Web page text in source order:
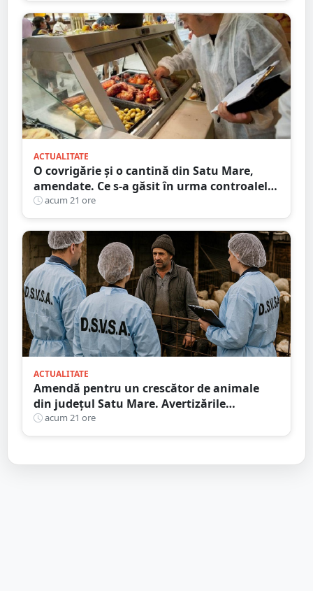
ACTUALITATE
O covrigărie și o cantină din Satu Mare,
amendate. Ce s-a găsit în urma controalelor
DSVSA
acum 21 ore
ACTUALITATE
Amendă pentru un crescător de animale
din județul Satu Mare. Avertizările
transmise de DSVSA
acum 21 ore